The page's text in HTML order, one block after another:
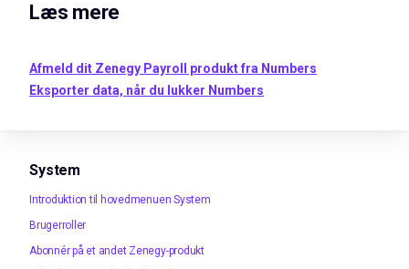
Læs mere
Afmeld dit Zenegy Payroll produkt fra Numbers
Eksporter data, når du lukker Numbers
System
Introduktion til hovedmenuen System
Brugerroller
Abonnér på et andet Zenegy-produkt